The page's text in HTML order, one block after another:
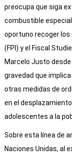
preocupa que siga
combustible
oportuno recoger
(FPI) y el Fiscal
Marcelo Justo
gravedad que
otras medidas de
en el
adolescentes a la
Sobre esta línea de
Naciones Unidas, al